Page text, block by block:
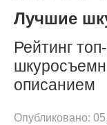
Лучшие
Рейтинг
описанием
Опубликовано: